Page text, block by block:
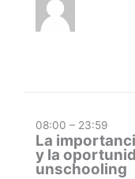
08:00 – 23:59
La
y la
unschooling